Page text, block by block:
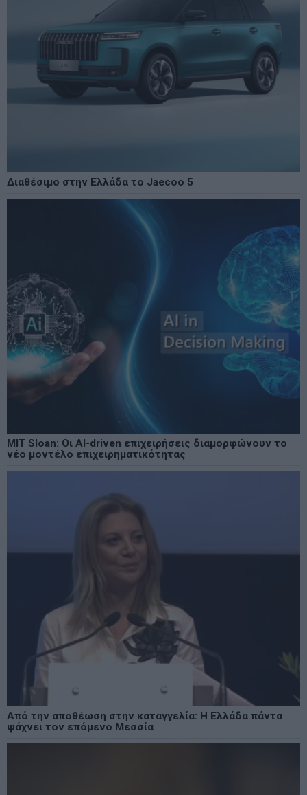
Διαθέσιμο στην Ελλάδα το Jaecoo 5
MIT Sloan: Οι AI-driven επιχειρήσεις διαμορφώνουν το
νέο μοντέλο επιχειρηματικότητας
Από την αποθέωση στην καταγγελία: Η Ελλάδα πάντα
ψάχνει τον επόμενο Μεσσία